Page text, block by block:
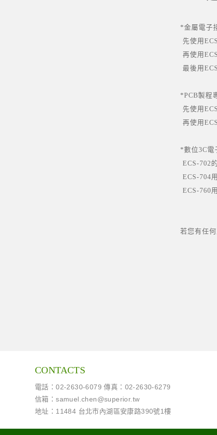
*金屬電子
先使用
再使用
最後用
*PCB製程
先使用
再使用
*數位3C電
ECS-702
ECS-704
ECS-760
若您有任
CONTACTS
電話：02-2630-6079 傳真：02-2630-6279
信箱：samuel.chen@superior.tw
地址：11484 台北市內湖區安康路390號1樓